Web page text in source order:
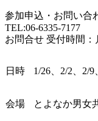
参加申込・お問い合
TEL:06-6335-7177
お問合せ 受付時間
日時 1/26、2/2、2/
会場 とよなか男女